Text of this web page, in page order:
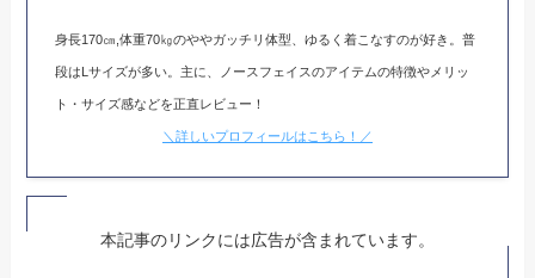
身長170㎝,体重70㎏のややガッチリ体型、ゆるく着こなすのが好き。普
段はLサイズが多い。主に、ノースフェイスのアイテムの特徴やメリッ
ト・サイズ感などを正直レビュー！
＼詳しいプロフィールはこちら！／
本記事のリンクには広告が含まれています。